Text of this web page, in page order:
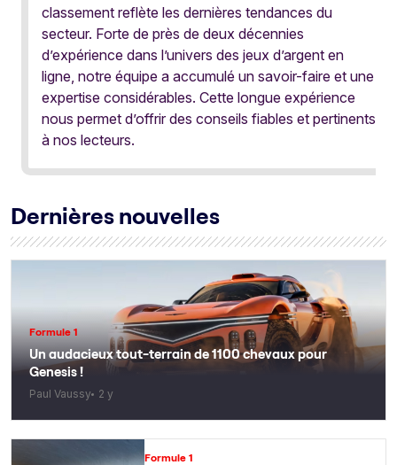
classement reflète les dernières tendances du
secteur. Forte de près de deux décennies
d’expérience dans l’univers des jeux d’argent en
ligne, notre équipe a accumulé un savoir-faire et une
expertise considérables. Cette longue expérience
nous permet d’offrir des conseils fiables et pertinents
à nos lecteurs.
Dernières nouvelles
Formule 1
Un audacieux tout-terrain de 1100 chevaux pour
Genesis !
Paul Vaussy 2 y
Formule 1